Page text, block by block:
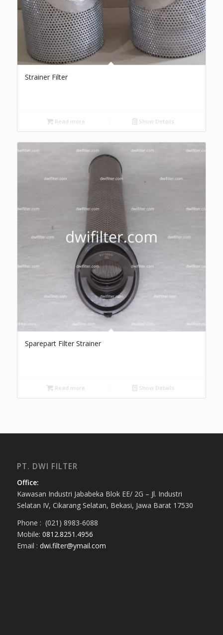
Strainer Filter
Read more Show Details
Sparepart Filter Strainer
Read more Show Details
PT. DWI FILTER
Office:
Kawasan Industri Jababeka Blok EE/ 2G – Jl. Industri
Selatan IV, Cikarang Selatan, Bekasi, Jawa Barat 17530
Phone : (021) 8983-6088
Mobile: 0812.8251.4956
Email : dwi.filter@ymail.com